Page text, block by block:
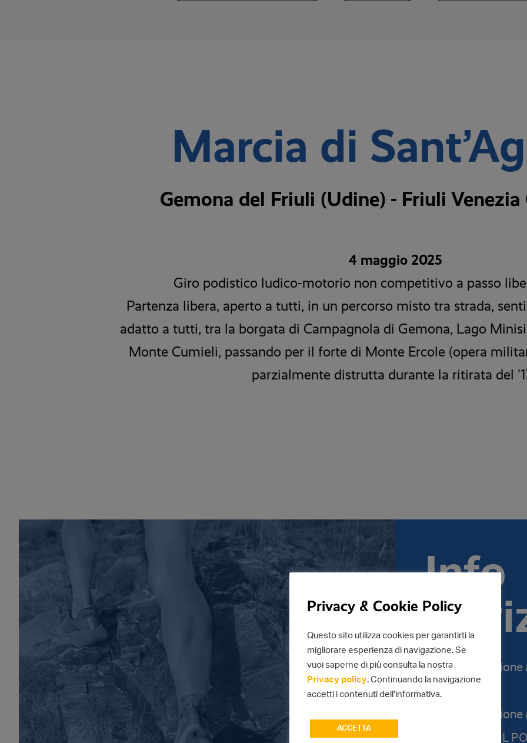
Marcia di
Gemona del Friuli (Udine) - Friuli
4 maggio 2025
Giro podistico ludico-motorio non competitivo a passo
Partenza libera, aperto a tutti, in un percorso misto tra strada,
adatto a tutti, tra la borgata di Campagnola di Gemona, Lago
Monte Cumieli, passando per il forte di Monte Ercole (opera
parzialmente distrutta durante la ritirata del
Info
Quota di iscrizione
POSTO
Quota di
ISCRIZIONI SUL
Privacy & Cookie Policy
Questo sito utilizza cookies per garantirti la
migliorare esperienza di navigazione. Se
vuoi saperne di più consulta la nostra
Privacy policy. Continuando la navigazione
accetti i contenuti dell'informativa.
ACCETTA